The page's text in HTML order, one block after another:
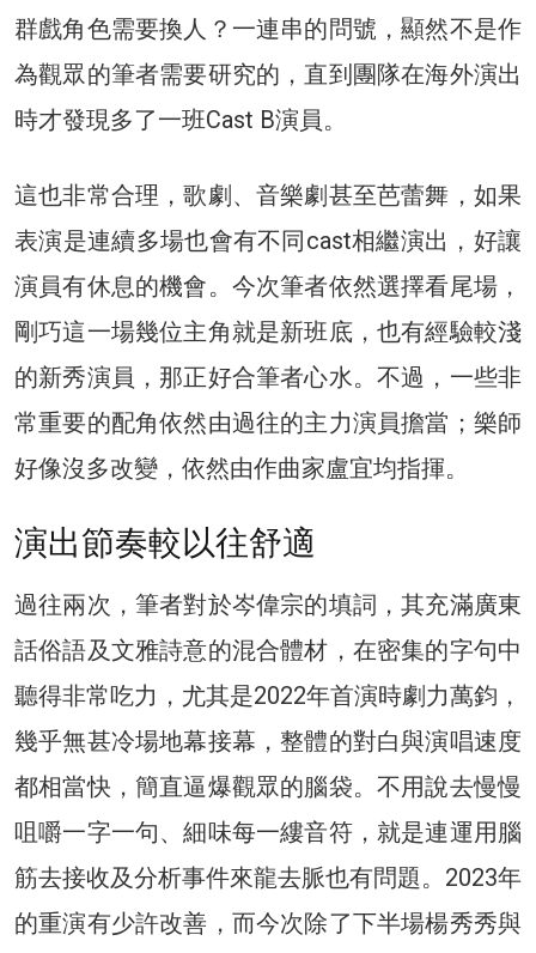
群戲角色需要換人？一連串的問號，顯然不是作
為觀眾的筆者需要研究的，直到團隊在海外演出
時才發現多了一班Cast B演員。
這也非常合理，歌劇、音樂劇甚至芭蕾舞，如果
表演是連續多場也會有不同cast相繼演出，好讓
演員有休息的機會。今次筆者依然選擇看尾場，
剛巧這一場幾位主角就是新班底，也有經驗較淺
的新秀演員，那正好合筆者心水。不過，一些非
常重要的配角依然由過往的主力演員擔當；樂師
好像沒多改變，依然由作曲家盧宜均指揮。
演出節奏較以往舒適
過往兩次，筆者對於岑偉宗的填詞，其充滿廣東
話俗語及文雅詩意的混合體材，在密集的字句中
聽得非常吃力，尤其是2022年首演時劇力萬鈞，
幾乎無甚冷場地幕接幕，整體的對白與演唱速度
都相當快，簡直逼爆觀眾的腦袋。不用說去慢慢
咀嚼一字一句、細味每一縷音符，就是連運用腦
筋去接收及分析事件來龍去脈也有問題。2023年
的重演有少許改善，而今次除了下半場楊秀秀與